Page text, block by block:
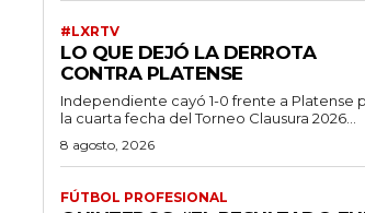
#LXRTV
LO QUE DEJÓ LA DERROTA
CONTRA PLATENSE
Independiente cayó 1-0 frente a Platense
la cuarta fecha del Torneo Clausura 2026...
8 agosto, 2026
FÚTBOL PROFESIONAL